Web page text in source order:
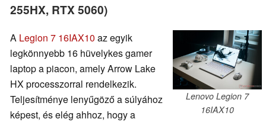
255HX, RTX 5060)
Lenovo Legion 7
16IAX10
A Legion 7 16IAX10 az egyik
legkönnyebb 16 hüvelykes gamer
laptop a piacon, amely Arrow Lake
HX processzorral rendelkezik.
Teljesítménye lenyűgöző a súlyához
képest, és elég ahhoz, hogy a